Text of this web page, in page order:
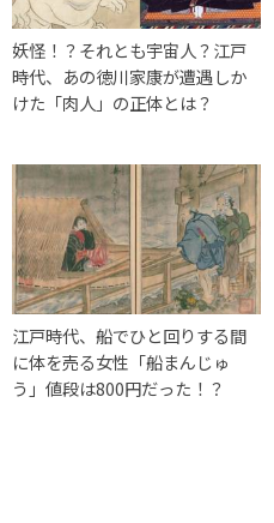
妖怪！？それとも宇宙人？江戸
時代、あの徳川家康が遭遇しか
けた「肉人」の正体とは？
江戸時代、船でひと回りする間
に体を売る女性「船まんじゅ
う」値段は800円だった！？